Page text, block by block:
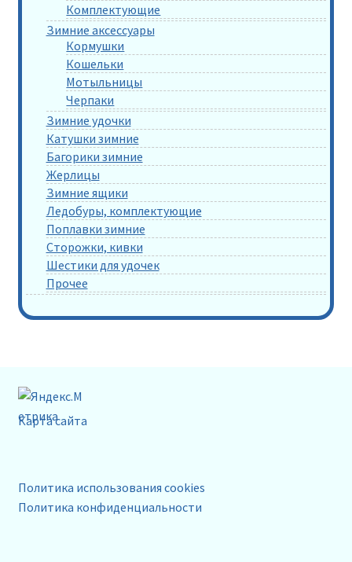
Комплектующие
Зимние аксессуары
Кормушки
Кошельки
Мотыльницы
Черпаки
Зимние удочки
Катушки зимние
Багорики зимние
Жерлицы
Зимние ящики
Ледобуры, комплектующие
Поплавки зимние
Сторожки, кивки
Шестики для удочек
Прочее
Карта сайта
Политика использования cookies
Политика конфиденциальности